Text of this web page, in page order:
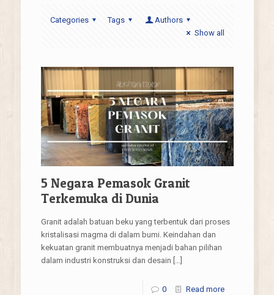
Categories Tags
Authors
Show all
5 Negara Pemasok Granit
Terkemuka di Dunia
Granit adalah batuan beku yang terbentuk dari proses
kristalisasi magma di dalam bumi. Keindahan dan
kekuatan granit membuatnya menjadi bahan pilihan
dalam industri konstruksi dan desain […]
0 Read more